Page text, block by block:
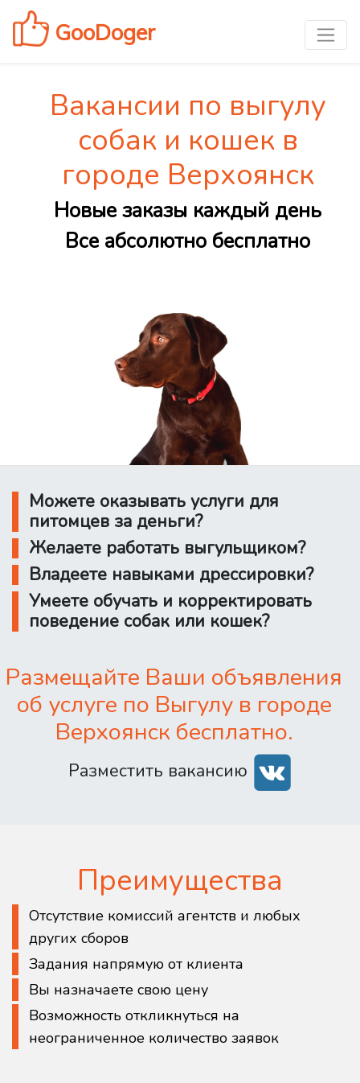
GooDoger
Вакансии по выгулу
собак и кошек в
городе Верхоянск
Новые заказы каждый день
Все абсолютно бесплатно
Можете оказывать услуги для
питомцев за деньги?
Желаете работать выгульщиком?
Владеете навыками дрессировки?
Умеете обучать и корректировать
поведение собак или кошек?
Размещайте Ваши объявления
об услуге по Выгулу в городе
Верхоянск бесплатно.
Разместить вакансию
Преимущества
Отсутствие комиссий агентств и любых
других сборов
Задания напрямую от клиента
Вы назначаете свою цену
Возможность откликнуться на
неограниченное количество заявок